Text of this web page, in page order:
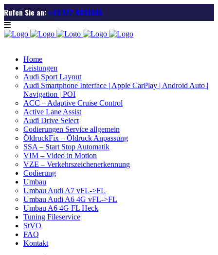
Rufen Sie an: +49 177 4841095
Home
Leistungen
Audi Sport Layout
Audi Smartphone Interface | Apple CarPlay | Android Auto |
Navigation | POI
ACC – Adaptive Cruise Control
Active Lane Assist
Audi Drive Select
Codierungen Service allgemein
ÖldruckFix – Öldruck Anpassung
SSA – Start Stop Automatik
VIM – Video in Motion
VZE – Verkehrszeichenerkennung
Codierung
Umbau
Umbau Audi A7 vFL->FL
Umbau Audi A6 4G vFL->FL
Umbau A6 4G FL Heck
Tuning Fileservice
StVO
FAQ
Kontakt